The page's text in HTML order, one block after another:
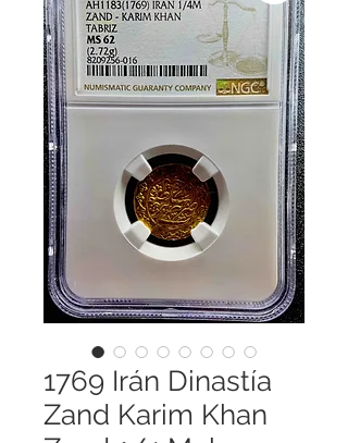
1769 Irán Dinastía
Zand Karim Khan